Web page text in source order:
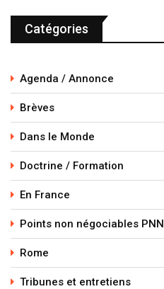
Catégories
Agenda / Annonce
Brèves
Dans le Monde
Doctrine / Formation
En France
Points non négociables PNN
Rome
Tribunes et entretiens